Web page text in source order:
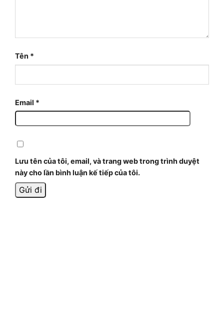
Tên *
Email *
Lưu tên của tôi, email, và trang web trong trình duyệt
này cho lần bình luận kế tiếp của tôi.